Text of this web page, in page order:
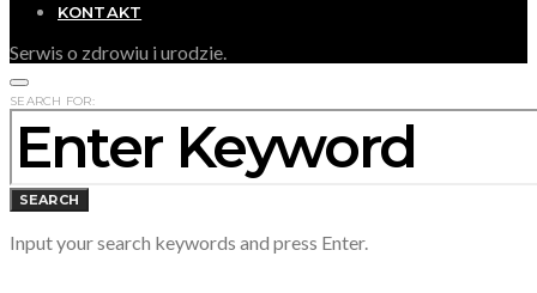
KONTAKT
Serwis o zdrowiu i urodzie.
SEARCH FOR:
SEARCH
Input your search keywords and press Enter.